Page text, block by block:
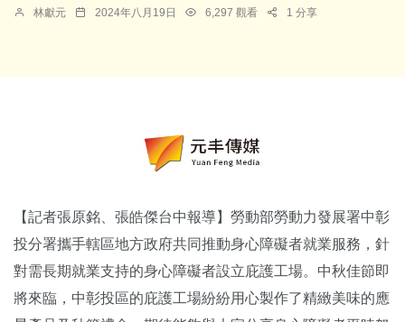
林獻元 2024年八月19日 6,297 觀看 1 分享
【記者張原銘、張皓傑台中報導】勞動部勞動力發展署中彰
投分署攜手轄區地方政府共同推動身心障礙者就業服務，針
對需長期就業支持的身心障礙者設立庇護工場。中秋佳節即
將來臨，中彰投區的庇護工場紛紛用心製作了精緻美味的應